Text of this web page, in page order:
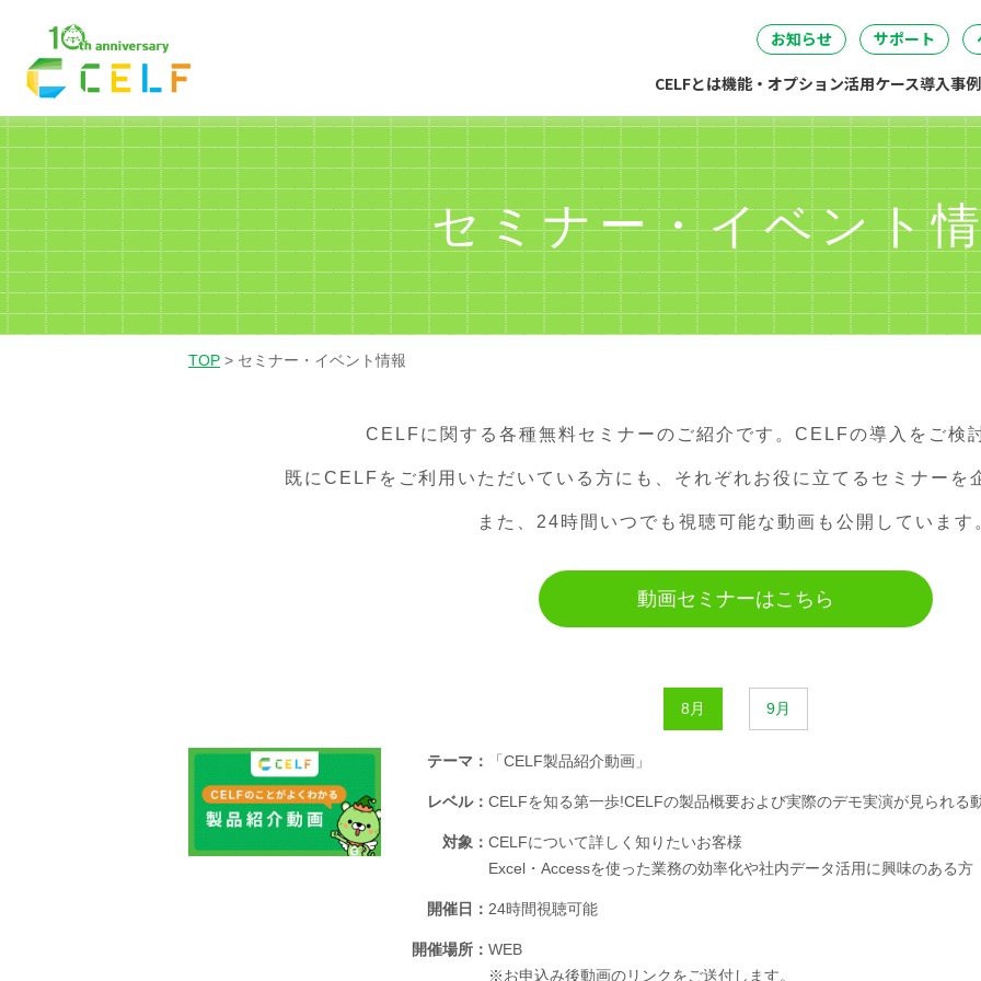
お知らせ サポート
CELFとは機能・オプション活用ケース
05開発・製造 06 経
導入事例
無料IT講
セミナー・イベント
TOP > セミナー・イベント情報
CELFに関する各種無料セミナーのご紹介です。CELFの導入をご検
既にCELFをご利用いただいている方にも、それぞれお役に立てるセミナーを
また、24時間いつでも視聴可能な動画も公開しています
動画セミナーはこちら
8月 9月
テーマ 「CELF製品紹介動画」
レベル CELFを知る第一歩!CELFの製品概要および実際のデモ実演が見られる
対象
CELFについて詳しく知りたいお客様
Excel・Accessを使った業務の効率化や社内データ活用に興味のある方
開催日 24時間視聴可能
開催場所
WEB
※お申込み後動画のリンクをご送付します。